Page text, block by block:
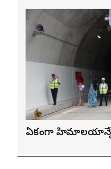
ఏకంగా హిమాలయాన్నే